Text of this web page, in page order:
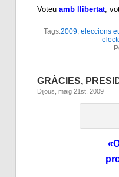
Voteu amb llibertat,
Tags:2009, eleccions
GRÀCIES,
Dijous, maig 21st, 2009